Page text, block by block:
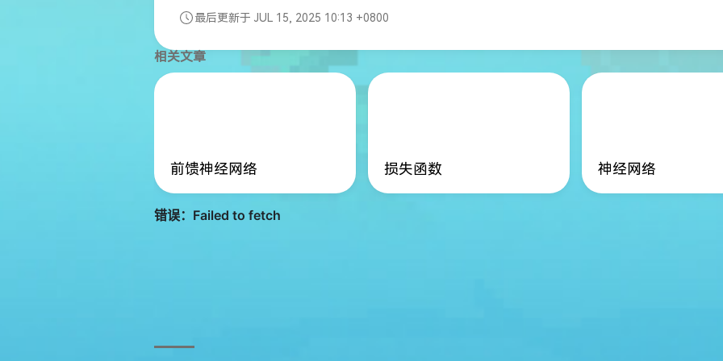
最后更新于 JUL 15, 2025 10:13 +0800
相关文章
前馈神经网络 损失函数 神经网络